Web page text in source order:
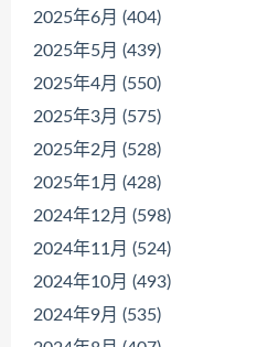
2025年6月 (404)
2025年5月 (439)
2025年4月 (550)
2025年3月 (575)
2025年2月 (528)
2025年1月 (428)
2024年12月 (598)
2024年11月 (524)
2024年10月 (493)
2024年9月 (535)